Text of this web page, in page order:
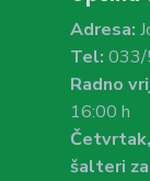
Adresa:
Tel:
Radno
16:00 h
šalteri